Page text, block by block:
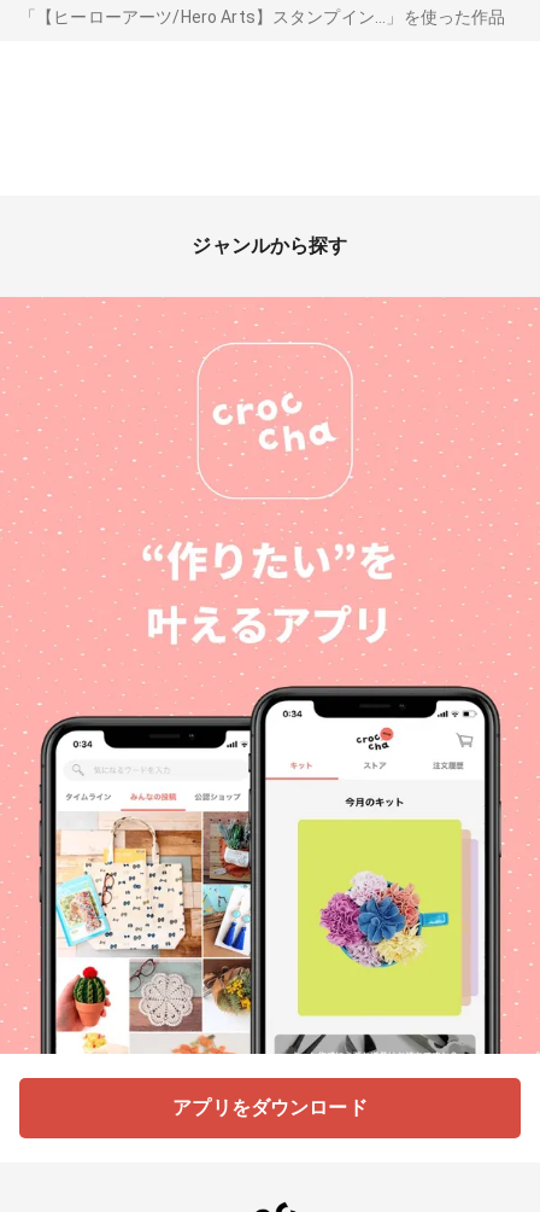
「【ヒーローアーツ/Hero Arts】スタンプイン...」を使った作品
ジャンルから探す
アプリをダウンロード